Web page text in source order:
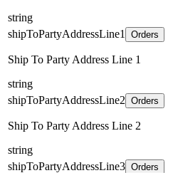
string
shipToPartyAddressLine1
Orders
Ship To Party Address Line 1
string
shipToPartyAddressLine2 Orders
Ship To Party Address Line 2
string
shipToPartyAddressLine3 Orders